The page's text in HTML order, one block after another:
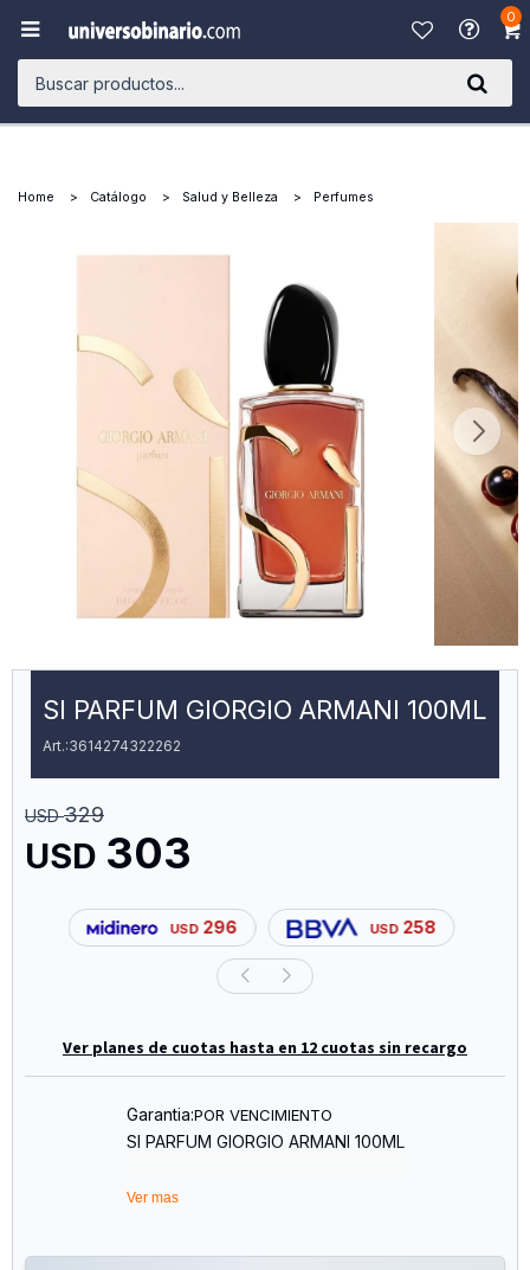
0

Home Catálogo Salud y Belleza Perfumes
SI PARFUM GIORGIO ARMANI 100ML
3614274322262
USD 303
USD 329
USD 296 USD 258
Ver planes de cuotas hasta en 12 cuotas sin recargo
Garantia:POR VENCIMIENTO
SI PARFUM GIORGIO ARMANI 100ML
Ver mas